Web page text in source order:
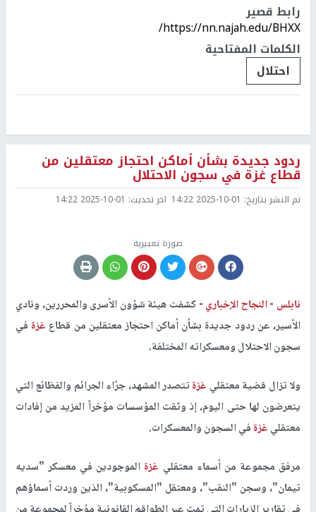
رابط قصير
https://nn.najah.edu/BHXX/
الكلمات المفتاحية
احتلال
ردود جديدة بشأن أماكن احتجاز معتقلين من
قطاع غزة في سجون الاحتلال
تم النشر بتاريخ: 2025-10-01 14:22 اخر تحديث: 2025-10-01 14:22
صورة تعبيرية
نابلس - النجاح الإخباري -
كشفت هيئة شؤون الأسرى والمحررين، ونادي
الأسير، عن ردود جديدة بشأن أماكن احتجاز معتقلين من قطاع
في